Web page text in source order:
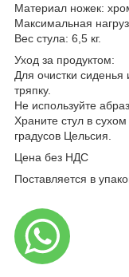
Материал ножек:
Максимальная
Вес стула: 6,5 кг.
Уход за продуктом:
Для очистки
тряпку.
Не используйте
Храните стул в
градусов Цельсия.
Цена без НДС
Поставляется в